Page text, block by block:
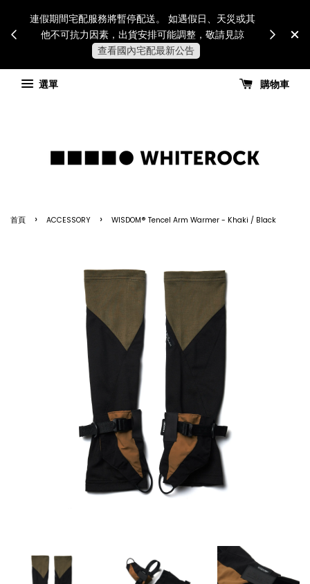
連假期間宅配服務將暫停配送。 如遇假日、天災或其
他不可抗力因素，出貨安排可能調整，敬請見諒
查看國內宅配最新公告
for all
國
選單
購物車
首頁 › ACCESSORY › WISDOM® Tencel Arm Warmer - Khaki / Black